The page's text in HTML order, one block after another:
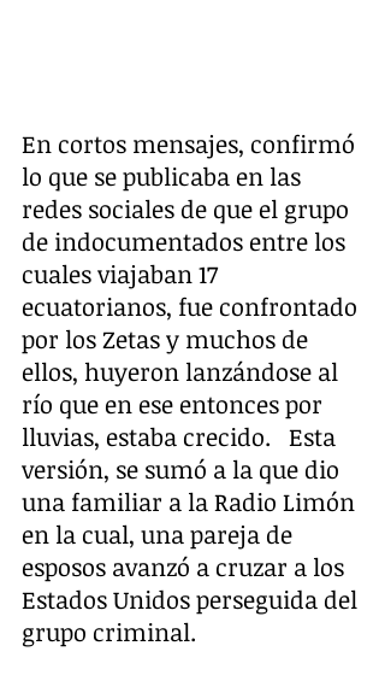
En cortos mensajes, confirmó
lo que se publicaba en las
redes sociales de que el grupo
de indocumentados entre los
cuales viajaban 17
ecuatorianos, fue confrontado
por los Zetas y muchos de
ellos, huyeron lanzándose al
río que en ese entonces por
lluvias, estaba crecido.   Esta
versión, se sumó a la que dio
una familiar a la Radio Limón
en la cual, una pareja de
esposos avanzó a cruzar a los
Estados Unidos perseguida del
grupo criminal.